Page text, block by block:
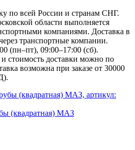
по всей России и странам СНГ.
области выполняется
компаниями. Доставка в
транспортные компании.
(пн–пт), 09:00–17:00 (сб).
стоимость доставки можно по
возможна при заказе от 30000
(квадратная) МАЗ